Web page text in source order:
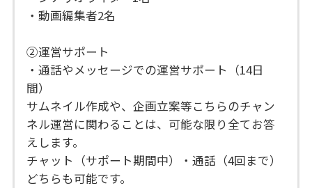
・動画編集者2名
②運営サポート
・通話やメッセージでの運営サポート（14日
間）
サムネイル作成や、企画立案等こちらのチャン
ネル運営に関わることは、可能な限り全てお答
えします。
チャット（サポート期間中）・通話（4回まで）
どちらも可能です。